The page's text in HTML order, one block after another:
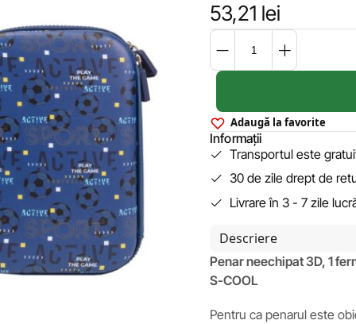
53,21 lei
Adaugă la favorite
Informații
Transportul este
30 de zile drept de
Livrare în 3 - 7 zile
Descriere
Penar neechipat 3D, 1
S-COOL
Pentru ca penarul este